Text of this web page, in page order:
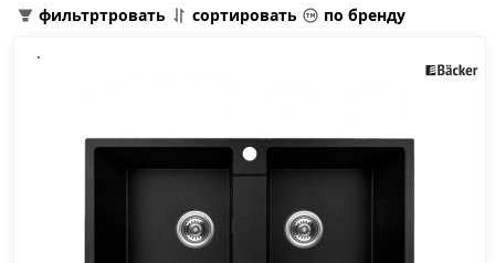
фильтртровать сортировать
по бренду
.